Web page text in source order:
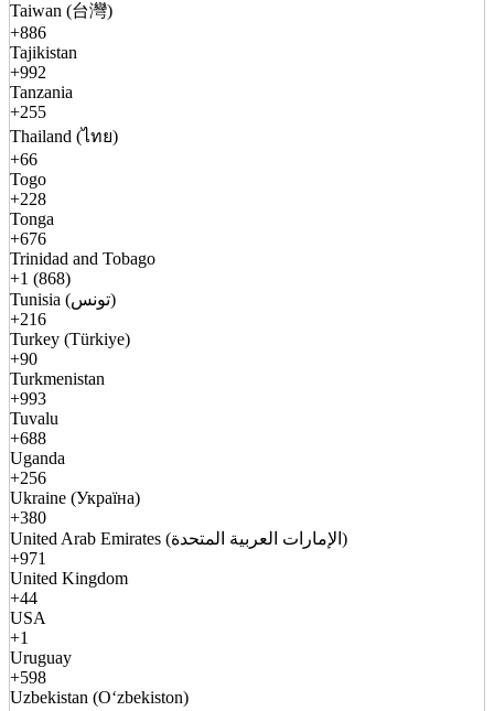
Taiwan (台灣)
+886
Tajikistan
+992
Tanzania
+255
Thailand (ไทย)
+66
Togo
+228
Tonga
+676
Trinidad and Tobago
+1 (868)
Tunisia (تونس)
+216
Turkey (Türkiye)
+90
Turkmenistan
+993
Tuvalu
+688
Uganda
+256
Ukraine (Україна)
+380
United Arab Emirates (الإمارات العربية المتحدة)
+971
United Kingdom
+44
USA
+1
Uruguay
+598
Uzbekistan (Oʻzbekiston)